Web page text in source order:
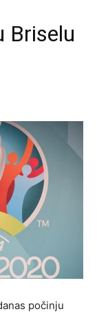
Briselu
počinju